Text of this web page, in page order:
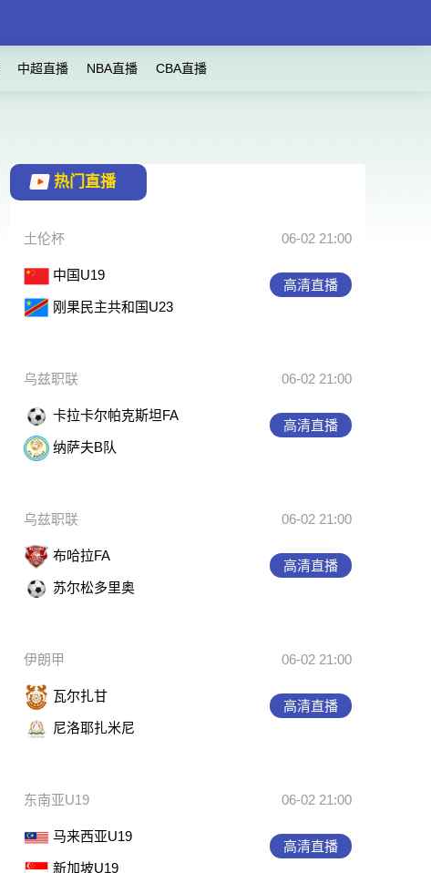
中超直播 NBA直播 CBA直播
热门直播
土伦杯 06-02 21:00
中国U19
刚果民主共和国U23
高清直播
乌兹职联 06-02 21:00
卡拉卡尔帕克斯坦FA
纳萨夫B队
高清直播
乌兹职联 06-02 21:00
布哈拉FA
苏尔松多里奥
高清直播
伊朗甲 06-02 21:00
瓦尔扎甘
尼洛耶扎米尼
高清直播
东南亚U19 06-02 21:00
马来西亚U19
新加坡U19
高清直播